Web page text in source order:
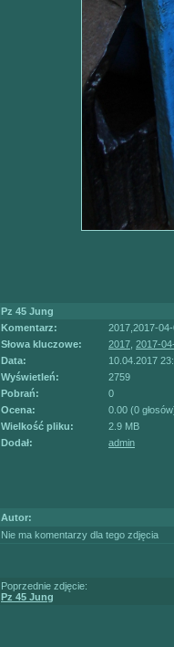
Pz 45 Jung
Komentarz:
2017,2017-
Słowa kluczowe:
2017 2017-
Data:
10.04.2017
Wyświetleń:
2759
Pobrań:
0
Ocena:
0.00 (0
Wielkość pliku:
2.9 MB
Dodał:
admin
Autor:
Nie ma komentarzy dla tego zdjęcia
Poprzednie zdjęcie:
Pz 45 Jung